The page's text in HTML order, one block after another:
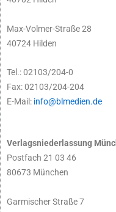
Max-Volmer-Straße 28
40724 Hilden
Tel.: 02103/204-0
Fax: 02103/204-204
E-Mail: info@blmedien.de
Verlagsniederlassung
Postfach 21 03 46
80673 München
Garmischer Straße 7